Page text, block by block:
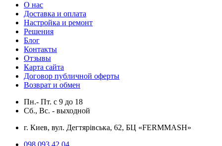
О нас
Доставка и оплата
Настройка и ремонт
Решения
Блог
Контакты
Отзывы
Карта сайта
Договор публичной оферты
Возврат и обмен
Пн.- Пт. с 9 до 18
Сб., Вс. - выходной
г. Киев, вул. Дегтярівська, 62, БЦ «FERMMASH»